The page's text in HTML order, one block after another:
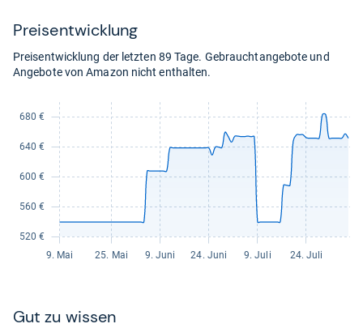
Preis­ent­wick­lung
Preisentwicklung der letzten 89 Tage. Gebrauchtangebote und
Angebote von Amazon nicht enthalten.
Gut zu wis­sen